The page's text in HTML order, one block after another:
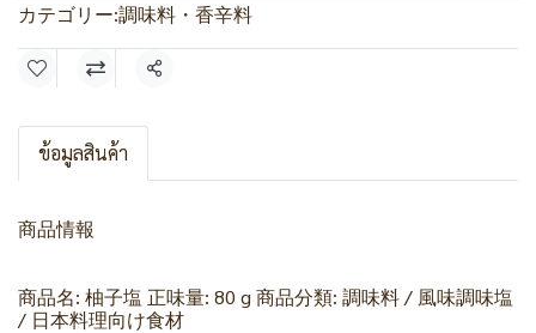
カテゴリー:調味料・香辛料
共有
ข้อมูลสินค้า
商品情報
商品名: 柚子塩 正味量: 80 g 商品分類: 調味料 / 風味調味塩
/ 日本料理向け食材